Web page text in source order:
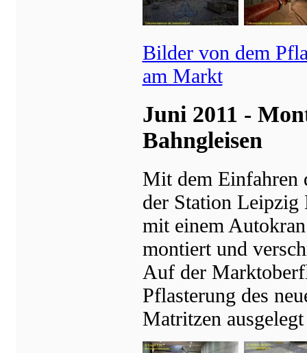
Bilder von dem
am Markt
Juni 2011 -
Bahngleisen
Mit dem Einfahren
der Station Leipzig
mit einem
montiert und
Auf der
Pflasterung des
Matritzen